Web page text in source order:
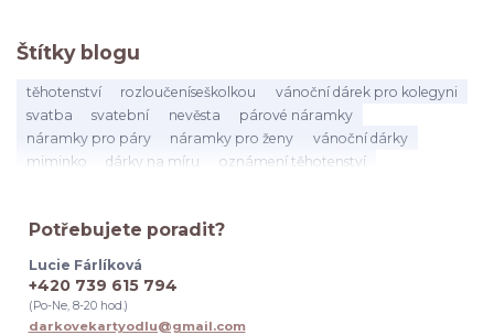
Štítky blogu
těhotenství rozloučeníseškolkou
vánoční dárek pro kolegyni
svatba
svatební nevěsta
párové náramky
náramky pro páry
náramky pro ženy
vánoční dárky
miminko
dárky na míru
oznámení těhotenství
poděkováníučitelce
kolegyně
byla jsi skvělá kolegyni
odchod z práce
dárek pro kolegyni při rozlučce v práci
Potřebujete poradit?
Lucie Fárlíková
+420 739 615 794
(Po-Ne, 8-20 hod.)
darkovekartyodlu@gmail.com